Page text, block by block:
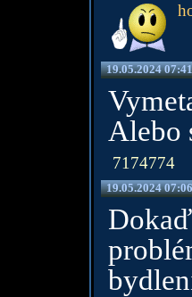
19.05.2024
Alebo
7174774
19.05.2024